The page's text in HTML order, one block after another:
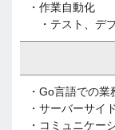
・作業自動化
・テスト、デ
・Go言語での
・サーバーサイ
・コミュニケー